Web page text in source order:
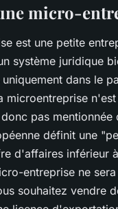
micro-
est une petite
système juridique
dans le
microentreprise
pas
définit une
d'affaires inférieur
entreprise ne
souhaitez vendre